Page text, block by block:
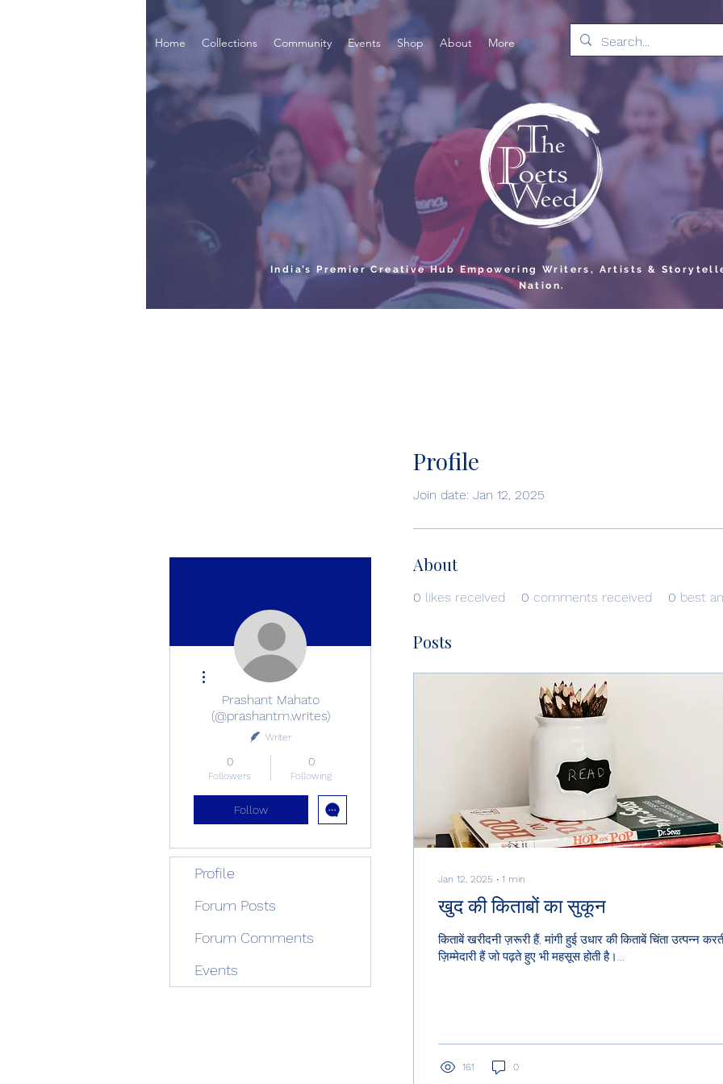
Home Collections Community Events Shop About More
India’s Premier Creative Hub Empowering Writers, Artists &
Nation.
Profile
Join date: Jan 12, 2025
About
0 likes received 0 comments received 0 best
Posts
Jan 12, 2025 ∙ 1 min
खुद की किताबों का सुकून
किताबें खरीदनी ज़रूरी हैं, मांगी हुई उधार की किताबें चिंता उत्पन्न
ज़िम्मेदारी हैं जो पढ़ते हुए भी महसूस होती है।...
161 0
Prashant Mahato
(@prashantm.writes)
Writer
0
Followers
0
Following
Follow
More actions
Profile
Forum Posts
Forum Comments
Events